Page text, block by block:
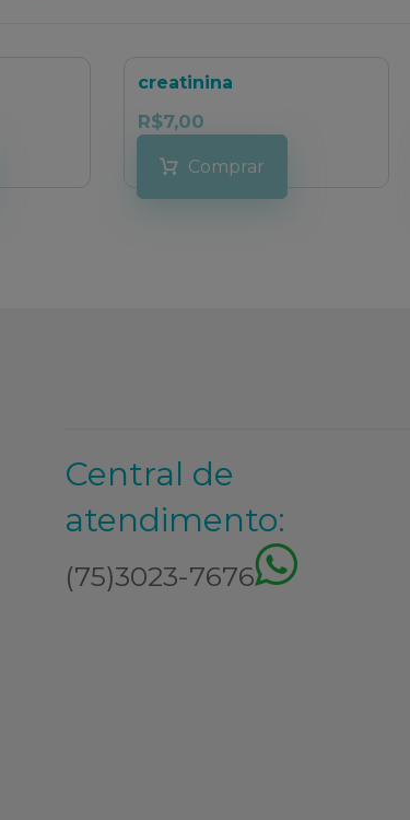
creatinina
R$7,00
Comprar
Central de
atendimento:
(75)3023-7676